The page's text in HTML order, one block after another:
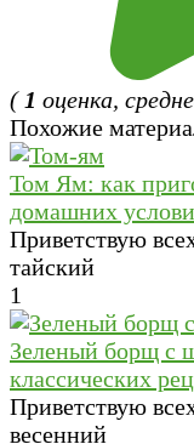
( 1 оценка,
Похожие
Том Ям: как
домашних
Приветствую
тайский
1
Зеленый борщ с
классических
Приветствую
весенний